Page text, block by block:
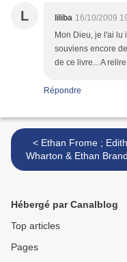
L liliba 16/10/2009
Mon Dieu, je l'ai lu
souviens encore
de ce livre... A
Répondre
< Ethan Frome ; Edith
Wharton & Ethan Brand
Nathaniel Hawthorne
Hébergé par Canalblog
Top articles
Pages